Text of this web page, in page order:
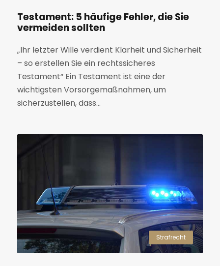
Testament: 5 häufige Fehler, die Sie
vermeiden sollten
„Ihr letzter Wille verdient Klarheit und Sicherheit
– so erstellen Sie ein rechtssicheres
Testament“ Ein Testament ist eine der
wichtigsten Vorsorgemaßnahmen, um
sicherzustellen, dass...
Strafrecht